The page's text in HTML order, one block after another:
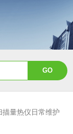
描量热仪日常维护